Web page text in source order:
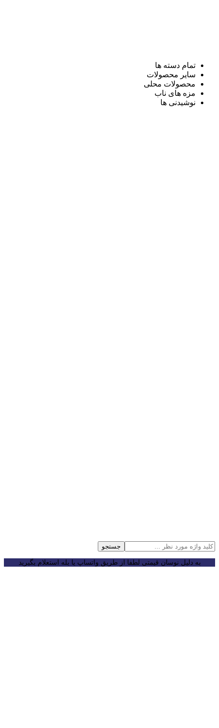
تمام دسته ها
سایر محصولات
محصولات محلی
مزه های ناب
نوشیدنی ها
جستجو
به دلیل نوسان قیمتی لطفا از طریق واتساپ یا بله استعلام بگیرید